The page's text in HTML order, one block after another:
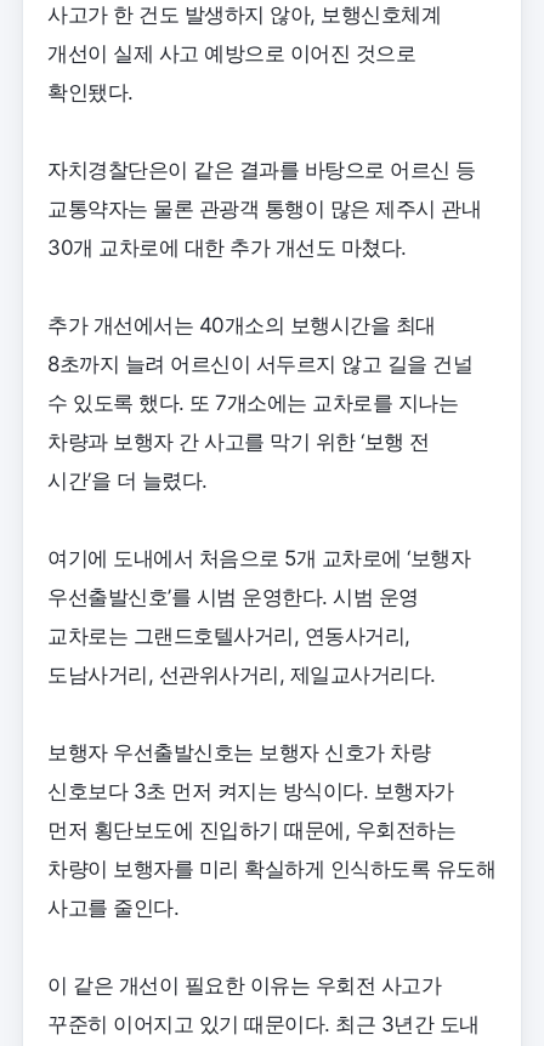
사고가 한 건도 발생하지 않아, 보행신호체계
개선이 실제 사고 예방으로 이어진 것으로
확인됐다.
자치경찰단은이 같은 결과를 바탕으로 어르신 등
교통약자는 물론 관광객 통행이 많은 제주시 관내
30개 교차로에 대한 추가 개선도 마쳤다.
추가 개선에서는 40개소의 보행시간을 최대
8초까지 늘려 어르신이 서두르지 않고 길을 건널
수 있도록 했다. 또 7개소에는 교차로를 지나는
차량과 보행자 간 사고를 막기 위한 ‘보행 전
시간’을 더 늘렸다.
여기에 도내에서 처음으로 5개 교차로에 ‘보행자
우선출발신호’를 시범 운영한다. 시범 운영
교차로는 그랜드호텔사거리, 연동사거리,
도남사거리, 선관위사거리, 제일교사거리다.
보행자 우선출발신호는 보행자 신호가 차량
신호보다 3초 먼저 켜지는 방식이다. 보행자가
먼저 횡단보도에 진입하기 때문에, 우회전하는
차량이 보행자를 미리 확실하게 인식하도록 유도해
사고를 줄인다.
이 같은 개선이 필요한 이유는 우회전 사고가
꾸준히 이어지고 있기 때문이다. 최근 3년간 도내